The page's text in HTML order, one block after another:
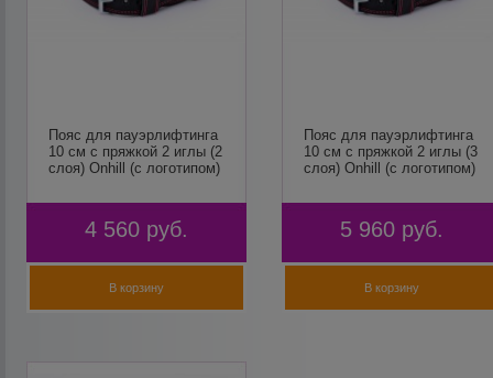
Пояс для пауэрлифтинга
10 см с пряжкой 2 иглы (2
слоя) Onhill (с логотипом)
4 560 руб.
В корзину
Пояс для пауэрлифтинга
10 см с пряжкой 2 иглы (3
слоя) Onhill (с логотипом)
5 960 руб.
В корзину